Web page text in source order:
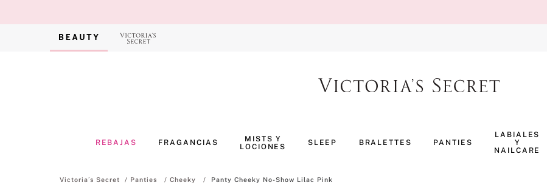
REBAJAS FRAGANCIAS
MISTS Y
LOCIONES
SLEEP BRALETTES PANTIES
LABIALES
Y
NAILCARE
Panties Cheeky Panty Cheeky No-Show Lilac Pink